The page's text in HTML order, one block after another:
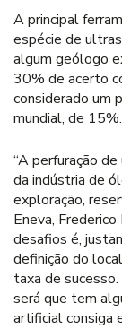
A principal
espécie de
algum geólogo
30% de acerto
considerado um
mundial, de 15%.
“A perfuração
da indústria de
exploração,
Eneva,
desafios é,
definição do
taxa de
será que tem
artificial consiga